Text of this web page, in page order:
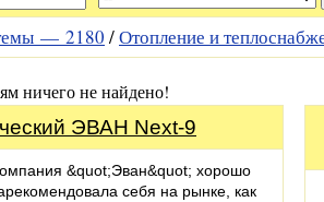
— 2180 /Отопление и
ничего не найдено!
ЭВАН Next-9
&quot;Эван&quot; хорошо
себя на рынке, как